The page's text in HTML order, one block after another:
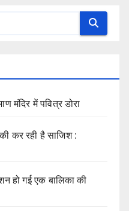
मंदिर में पवित्र डोरा
कर रही है साजिश :
हो गई एक बालिका की